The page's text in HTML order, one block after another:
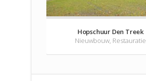
Hopschuur Den Treek
Nieuwbouw, Restauratie